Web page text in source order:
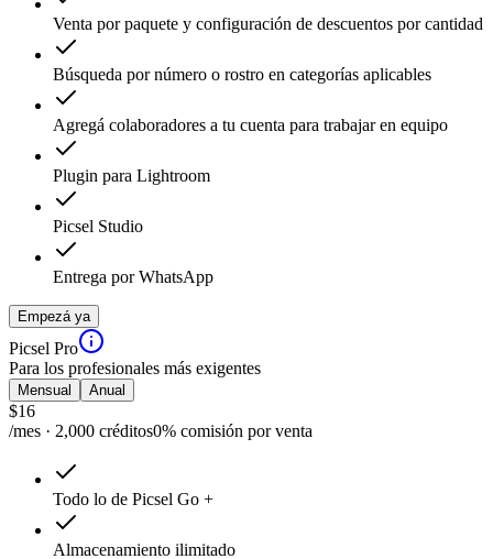
Venta por paquete y configuración de descuentos por cantidad
Búsqueda por número o rostro en categorías aplicables
Agregá colaboradores a tu cuenta para trabajar en equipo
Plugin para Lightroom
Picsel Studio
Entrega por WhatsApp
Empezá ya
Picsel Pro
Para los profesionales más exigentes
Mensual Anual
$16
/mes · 2,000 créditos0% comisión por venta
Todo lo de Picsel Go +
Almacenamiento ilimitado